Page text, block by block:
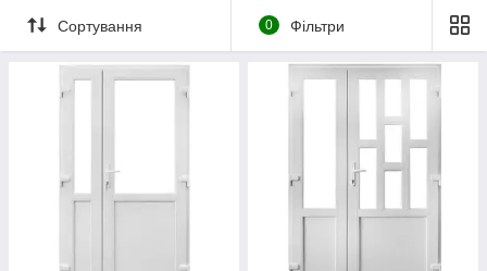
Сортування 0 Фільтри